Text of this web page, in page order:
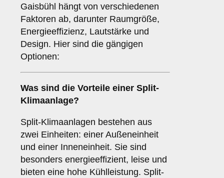
Gaisbühl hängt von verschiedenen
Faktoren ab, darunter Raumgröße,
Energieeffizienz, Lautstärke und
Design. Hier sind die gängigen
Optionen:
Was sind die Vorteile einer Split-
Klimaanlage?
Split-Klimaanlagen bestehen aus
zwei Einheiten: einer Außeneinheit
und einer Inneneinheit. Sie sind
besonders energieeffizient, leise und
bieten eine hohe Kühlleistung. Split-